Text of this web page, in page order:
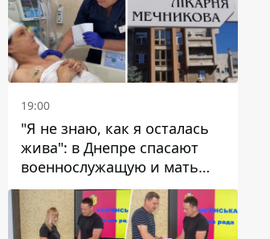
19:00
"Я не знаю, как я осталась
жива": в Днепре спасают
военнослужащую и мать
четверых детей, которую
ранил КАБ